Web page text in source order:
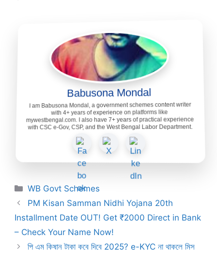
Babusona Mondal
I am Babusona Mondal, a government schemes content writer
with 4+ years of experience on platforms like
mywestbengal.com. I also have 7+ years of practical experience
with CSC e-Gov, CSP, and the West Bengal Labor Department.
Categories
WB Govt Schemes
PM Kisan Samman Nidhi Yojana 20th
Installment Date OUT! Get ₹2000 Direct in Bank
– Check Your Name Now!
পি এম কিষান টাকা কবে দিবে 2025? e-KYC না থাকলে মিস